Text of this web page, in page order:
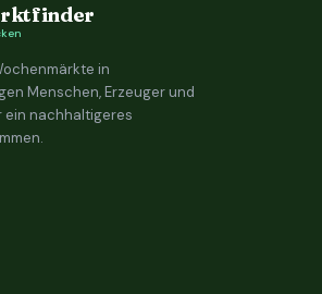
in
Menschen, Erzeuger und
ein nachhaltigeres